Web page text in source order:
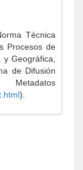
Técnica
Procesos de
Geográfica,
de Difusión
).